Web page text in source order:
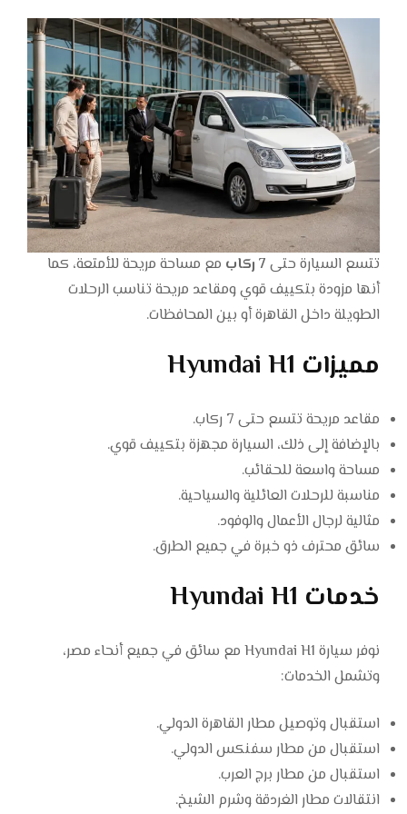
تتسع السيارة حتى 7 ركاب
مع مساحة مريحة للأمتعة، كما
أنها مزودة بتكييف قوي ومقاعد مريحة تناسب الرحلات
الطويلة داخل القاهرة أو بين المحافظات.
مميزات Hyundai H1
مقاعد مريحة تتسع حتى 7 ركاب.
بالإضافة إلى ذلك، السيارة مجهزة بتكييف قوي.
مساحة واسعة للحقائب.
مناسبة للرحلات العائلية والسياحية.
مثالية لرجال الأعمال والوفود.
سائق محترف ذو خبرة في جميع الطرق.
خدمات Hyundai H1
نوفر سيارة Hyundai H1 مع سائق في جميع أنحاء مصر،
وتشمل الخدمات:
استقبال وتوصيل مطار القاهرة الدولي.
استقبال من مطار سفنكس الدولي.
استقبال من مطار برج العرب.
انتقالات مطار الغردقة وشرم الشيخ.